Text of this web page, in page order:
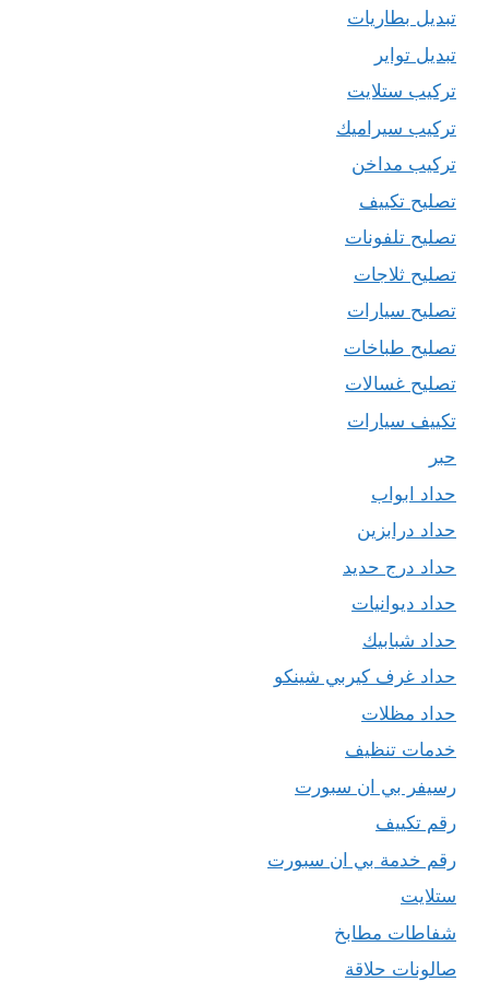
تبديل بطاريات
تبديل تواير
تركيب ستلايت
تركيب سيراميك
تركيب مداخن
تصليح تكييف
تصليح تلفونات
تصليح ثلاجات
تصليح سيارات
تصليح طباخات
تصليح غسالات
تكييف سيارات
حبر
حداد ابواب
حداد درابزين
حداد درج حديد
حداد ديوانيات
حداد شبابيك
حداد غرف كيربي شينكو
حداد مظلات
خدمات تنظيف
رسيفر بي ان سبورت
رقم تكييف
رقم خدمة بي ان سبورت
ستلايت
شفاطات مطابخ
صالونات حلاقة